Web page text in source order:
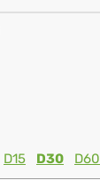
D15 D30 D60